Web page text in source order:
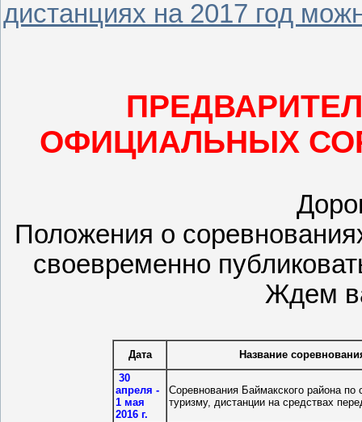
дистанциях на 2017 год
ОФИЦИАЛЬНЫХ
Положения о
своевременно
Ждем
Дата
Название
30
апреля -
1 мая
2016 г.
Соревнования Баймакского района по
туризму, дистанции на средствах